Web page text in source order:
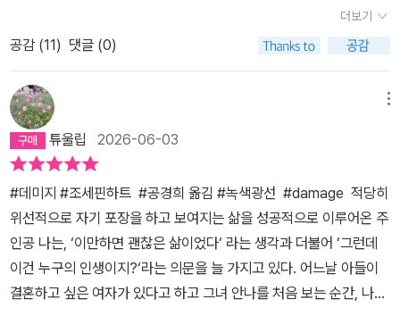
이 아닌 자신의 것들을 버리면서까지 가지고 싶은 것.⠀상처 입은 사
람들은 누구나 위헙해요. 살아남기 위해 그들은 위험한 존재가 되었
일까. 누가 보아도, 어떤 결말도 주인공은 안나와 함께라면 행복할 수
없어 보였다. 가족, 직업, 권력 모든 것들을 버리고 사랑하는 여자와
함께라면 행복할 수 있을까. 그것도 자신의 아들이 결혼까지 생각한
여자다. 원하는 것을 가진다는 것이 정말 구원을 이야기하는 것일까.
사랑이 그렇게 순수하다면, 왜 이 사랑은 이렇게 치명적일까. 모든 것
들을 짐작하며 걸어가는 주인공을 쫓아가는 일도 쉬운 일이 아니다.
그의 모든 감정들을 고스란히 받으면서 말이다. 대게 소설의 1인칭 시
점은 감정이입이 쉽다. 그래서 아무리 악독한 악당이 주인공이라고
하더라도, 그의 아픔을 이해하고 응원하게 되는 마음이 약간은 생기
적인 존재였다. 그렇게 화자의 아버지가 규정한 신념, 품위, 성공이라
는 견고한 ‘상징계’의 바다에서 단 한 번도 온전히 스스로 숨 쉬어보지
못한 억압 상태의 주인공이 방백처럼 읊조린다.재미있는 점은 이 소
설을 통틀어 화자의 ‘이름’이 단 한 번도 나오지 않는다는 사실이다.
누구의 아버지, 유명 장인의 사위, 정치인, 전직 의사 등… 타인들이
인식하는 껍데기 속에서 아무리 발버둥 쳐도 벗어날 수 없었던 이 답
답함이야말로 그가 평생을 안고 살아온 거대한 무의식적 결여였다.겉
으로는 모든 게 완벽해 보이지만 그의 눈은 어딘가 텅 비어 있다. 그런
눈에 어느 날 안나가 가득 찬다. 그가 안나를 첫눈에 사랑하게 된 것은
그녀가 지닌 매력 때문이기도 하겠지만, 본질적으로는 그녀가 자신의
‘금기’였기 때문일 것이다. 만약 아무런 제약이 없는 상황이었다면, 억
압의 둑을 터뜨리는 파멸적 쾌락도 존재하지 않았을 테니까 말이다.
더보기
공감 (11) 댓글 (0)
튜울립 2026-06-03
#데미지 #조세핀하트 #공경희 옮김 #녹색광선 #damage 적당히
위선적으로 자기 포장을 하고 보여지는 삶을 성공적으로 이루어온 주
인공 나는, ‘이만하면 괜찮은 삶이었다‘ 라는 생각과 더불어 ‘그런데
이건 누구의 인생이지?‘라는 의문을 늘 가지고 있다. 어느날 아들이
결혼하고 싶은 여자가 있다고 하고 그녀 안나를 처음 보는 순간, 나는